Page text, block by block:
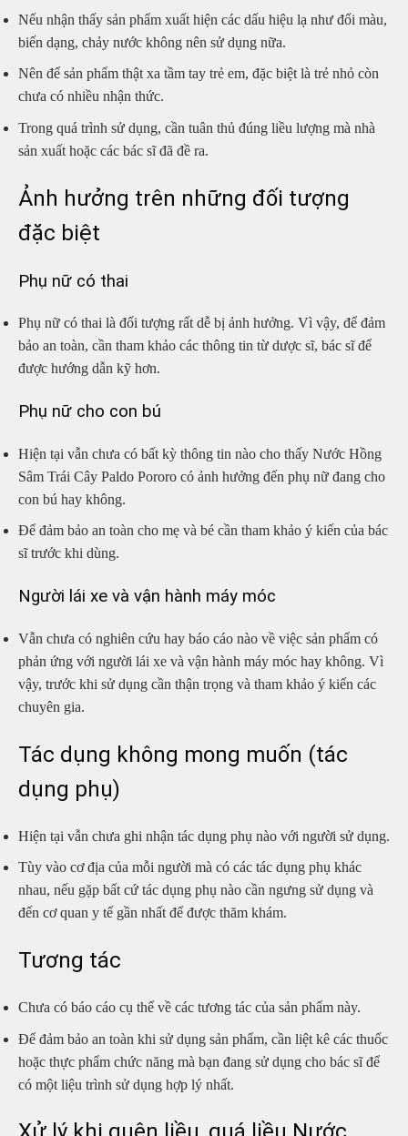
Nếu nhận thấy sản phẩm xuất hiện các dấu hiệu lạ như đổi màu,
biến dạng, chảy nước không nên sử dụng nữa.
Nên để sản phẩm thật xa tầm tay trẻ em, đặc biệt là trẻ nhỏ còn
chưa có nhiều nhận thức.
Trong quá trình sử dụng, cần tuân thủ đúng liều lượng mà nhà
sản xuất hoặc các bác sĩ đã đề ra.
Ảnh hưởng trên những đối tượng
đặc biệt
Phụ nữ có thai
Phụ nữ có thai là đối tượng rất dễ bị ảnh hưởng. Vì vậy, để đảm
bảo an toàn, cần tham khảo các thông tin từ dược sĩ, bác sĩ để
được hướng dẫn kỹ hơn.
Phụ nữ cho con bú
Hiện tại vẫn chưa có bất kỳ thông tin nào cho thấy Nước Hồng
Sâm Trái Cây Paldo Pororo có ảnh hưởng đến phụ nữ đang cho
con bú hay không.
Để đảm bảo an toàn cho mẹ và bé cần tham khảo ý kiến của bác
sĩ trước khi dùng.
Người lái xe và vận hành máy móc
Vẫn chưa có nghiên cứu hay báo cáo nào về việc sản phẩm có
phản ứng với người lái xe và vận hành máy móc hay không. Vì
vậy, trước khi sử dụng cần thận trọng và tham khảo ý kiến các
chuyên gia.
Tác dụng không mong muốn (tác
dụng phụ)
Hiện tại vẫn chưa ghi nhận tác dụng phụ nào với người sử dụng.
Tùy vào cơ địa của mỗi người mà có các tác dụng phụ khác
nhau, nếu gặp bất cứ tác dụng phụ nào cần ngưng sử dụng và
đến cơ quan y tế gần nhất để được thăm khám.
Tương tác
Chưa có báo cáo cụ thể về các tương tác của sản phẩm này.
Để đảm bảo an toàn khi sử dụng sản phẩm, cần liệt kê các thuốc
hoặc thực phẩm chức năng mà bạn đang sử dụng cho bác sĩ để
có một liệu trình sử dụng hợp lý nhất.